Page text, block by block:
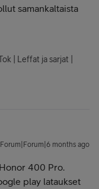
samankaltaista
| Leffat ja sarjat |
Forum|Forum|6 months ago
400 Pro.
play lataukset